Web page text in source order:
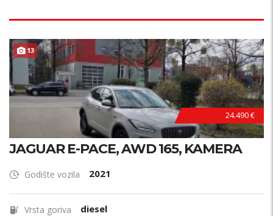
13
24.490 €
JAGUAR E-PACE, AWD 165, KAMERA
Godište vozila 2021
Vrsta goriva diesel